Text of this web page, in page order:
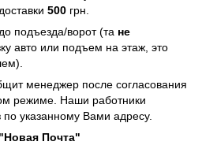
500 грн.
подъезда/ворот (та не
авто или подъем на этаж, это
менеджер после согласования
режиме. Наши работники
по указанному Вами адресу.
Почта"